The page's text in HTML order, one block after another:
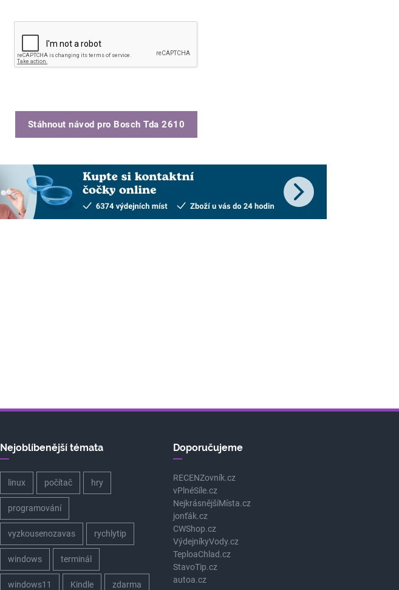
Stáhnout návod pro Bosch Tda 2610
Nejoblíbenější témata
linux počítač hry
programování
vyzkousenozavas rychlytip
windows terminál
windows11 Kindle zdarma
Doporučujeme
RECENZovník.cz
vPlnéSíle.cz
NejkrásnějšíMísta.cz
jonťák.cz
CWShop.cz
VýdejníkyVody.cz
TeploaChlad.cz
StavoTip.cz
autoa.cz